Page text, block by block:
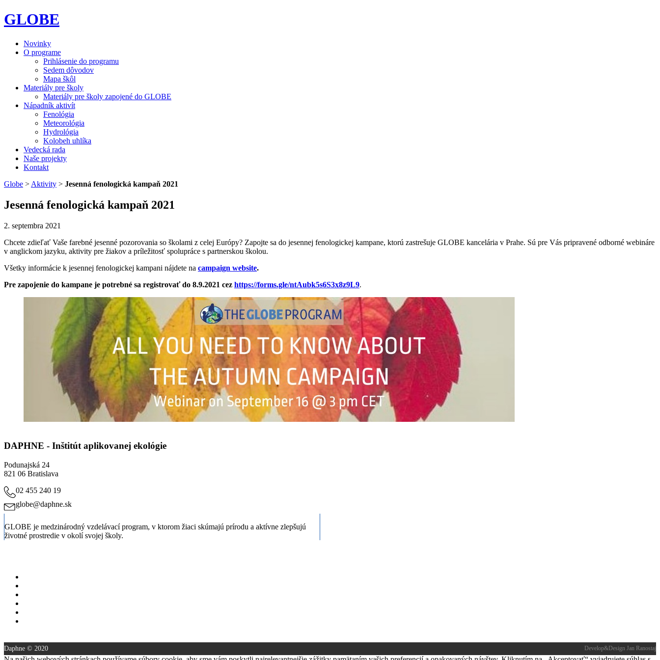
GLOBE
Novinky
O programe
Prihlásenie do programu
Sedem dôvodov
Mapa škôl
Materiály pre školy
Materiály pre školy zapojené do GLOBE
Nápadník aktivít
Fenológia
Meteorológia
Hydrológia
Kolobeh uhlíka
Vedecká rada
Naše projekty
Kontakt
Globe > Aktivity > Jesenná fenologická kampaň 2021
Jesenná fenologická kampaň 2021
2. septembra 2021
Chcete zdieľať Vaše farebné jesenné pozorovania so školami z celej Európy? Zapojte sa do jesennej fenologickej kampane, ktorú zastrešuje GLOBE kancelária v Prahe. Sú pre Vás pripravené odborné webináre
v anglickom jazyku, aktivity pre žiakov a príležitosť spolupráce s partnerskou školou.
Všetky informácie k jesennej fenologickej kampani nájdete na campaign website.
Pre zapojenie do kampane je potrebné sa registrovať do 8.9.2021 cez https://forms.gle/ntAubk5s6S3x8z9L9.
DAPHNE - Inštitút aplikovanej ekológie
Podunajská 24
821 06 Bratislava
02 455 240 19
globe@daphne.sk
GLOBE je medzinárodný vzdelávací program, v ktorom žiaci skúmajú prírodu a aktívne zlepšujú
životné prostredie v okolí svojej školy.
Daphne © 2020 Develop&Design Jan Ranostaj